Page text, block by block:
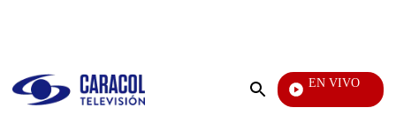
Enviar
EN VIVO
Vecinos